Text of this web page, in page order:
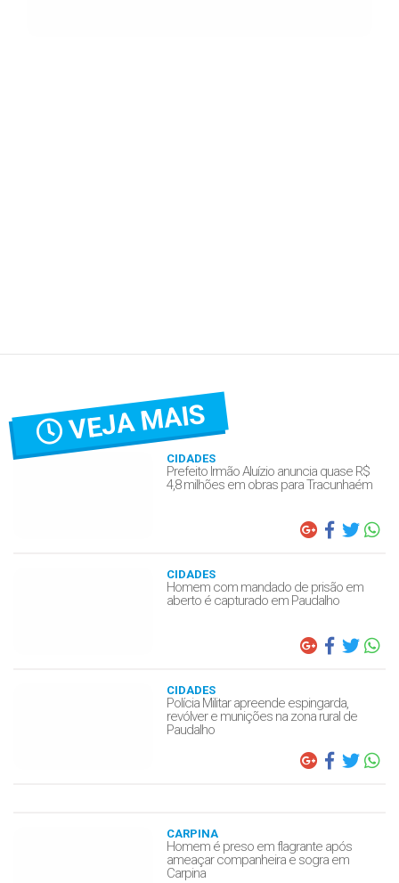
VEJA MAIS
CIDADES
Prefeito Irmão Aluízio anuncia quase R$
4,8 milhões em obras para Tracunhaém
CIDADES
Homem com mandado de prisão em
aberto é capturado em Paudalho
CIDADES
Polícia Militar apreende espingarda,
revólver e munições na zona rural de
Paudalho
CARPINA
Homem é preso em flagrante após
ameaçar companheira e sogra em
Carpina